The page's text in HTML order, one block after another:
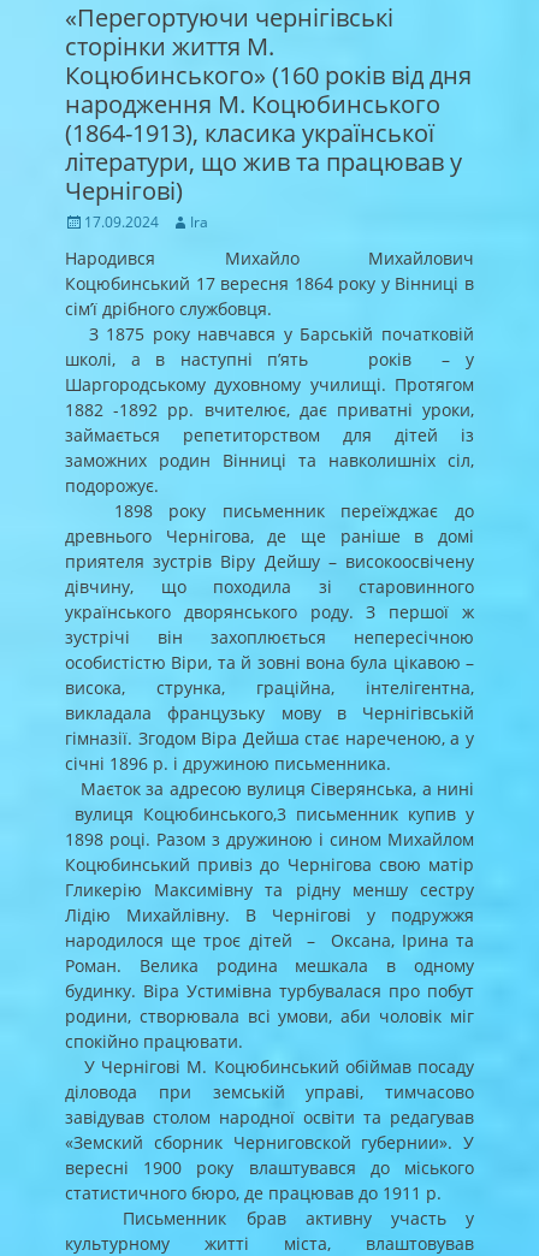
«Перегортуючи чернігівські
сторінки життя М.
Коцюбинського» (160 років від дня
народження М. Коцюбинського
(1864-1913), класика української
літератури, що жив та працював у
Чернігові)
Posted
17.09.2024 Author
Ira
Народився Михайло Михайлович
Коцюбинський 17 вересня 1864 року у Вінниці в
сім’ї дрібного службовця.
З 1875 року навчався у Барській початковій
школі, а в наступні п’ять років – у
Шаргородському духовному училищі. Протягом
1882 -1892 рр. вчителює, дає приватні уроки,
займається репетиторством для дітей із
заможних родин Вінниці та навколишніх сіл,
подорожує.
1898 року письменник переїжджає до
древнього Чернігова, де ще раніше в домі
приятеля зустрів Віру Дейшу – високоосвічену
дівчину, що походила зі старовинного
українського дворянського роду. З першої ж
зустрічі він захоплюється непересічною
особистістю Віри, та й зовні вона була цікавою –
висока, струнка, граційна, інтелігентна,
викладала французьку мову в Чернігівській
гімназії. Згодом Віра Дейша стає нареченою, а у
січні 1896 р. і дружиною письменника.
Маєток за адресою вулиця Сіверянська, а нині
вулиця Коцюбинського,3 письменник купив у
1898 році. Разом з дружиною і сином Михайлом
Коцюбинський привіз до Чернігова свою матір
Гликерію Максимівну та рідну меншу сестру
Лідію Михайлівну. В Чернігові у подружжя
народилося ще троє дітей – Оксана, Ірина та
Роман. Велика родина мешкала в одному
будинку. Віра Устимівна турбувалася про побут
родини, створювала всі умови, аби чоловік міг
спокійно працювати.
У Чернігові М. Коцюбинський обіймав посаду
діловода при земській управі, тимчасово
завідував столом народної освіти та редагував
«Земский сборник Черниговской губернии». У
вересні 1900 року влаштувався до міського
статистичного бюро, де працював до 1911 р.
Письменник брав активну участь у
культурному житті міста, влаштовував